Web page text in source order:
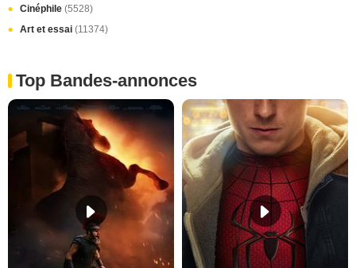
Cinéphile (5528)
Art et essai (11374)
Top Bandes-annonces